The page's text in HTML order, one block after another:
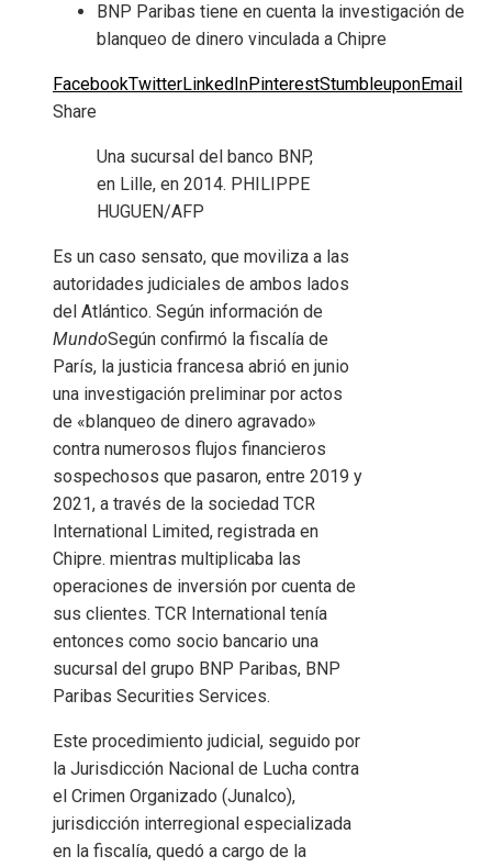
BNP Paribas tiene en cuenta la investigación de
blanqueo de dinero vinculada a Chipre
FacebookTwitterLinkedInPinterestStumbleuponEmail
Share
Una sucursal del banco BNP,
en Lille, en 2014. PHILIPPE
HUGUEN/AFP
Es un caso sensato, que moviliza a las
autoridades judiciales de ambos lados
del Atlántico. Según información de
MundoSegún confirmó la fiscalía de
París, la justicia francesa abrió en junio
una investigación preliminar por actos
de «blanqueo de dinero agravado»
contra numerosos flujos financieros
sospechosos que pasaron, entre 2019 y
2021, a través de la sociedad TCR
International Limited, registrada en
Chipre. mientras multiplicaba las
operaciones de inversión por cuenta de
sus clientes. TCR International tenía
entonces como socio bancario una
sucursal del grupo BNP Paribas, BNP
Paribas Securities Services.
Este procedimiento judicial, seguido por
la Jurisdicción Nacional de Lucha contra
el Crimen Organizado (Junalco),
jurisdicción interregional especializada
en la fiscalía, quedó a cargo de la